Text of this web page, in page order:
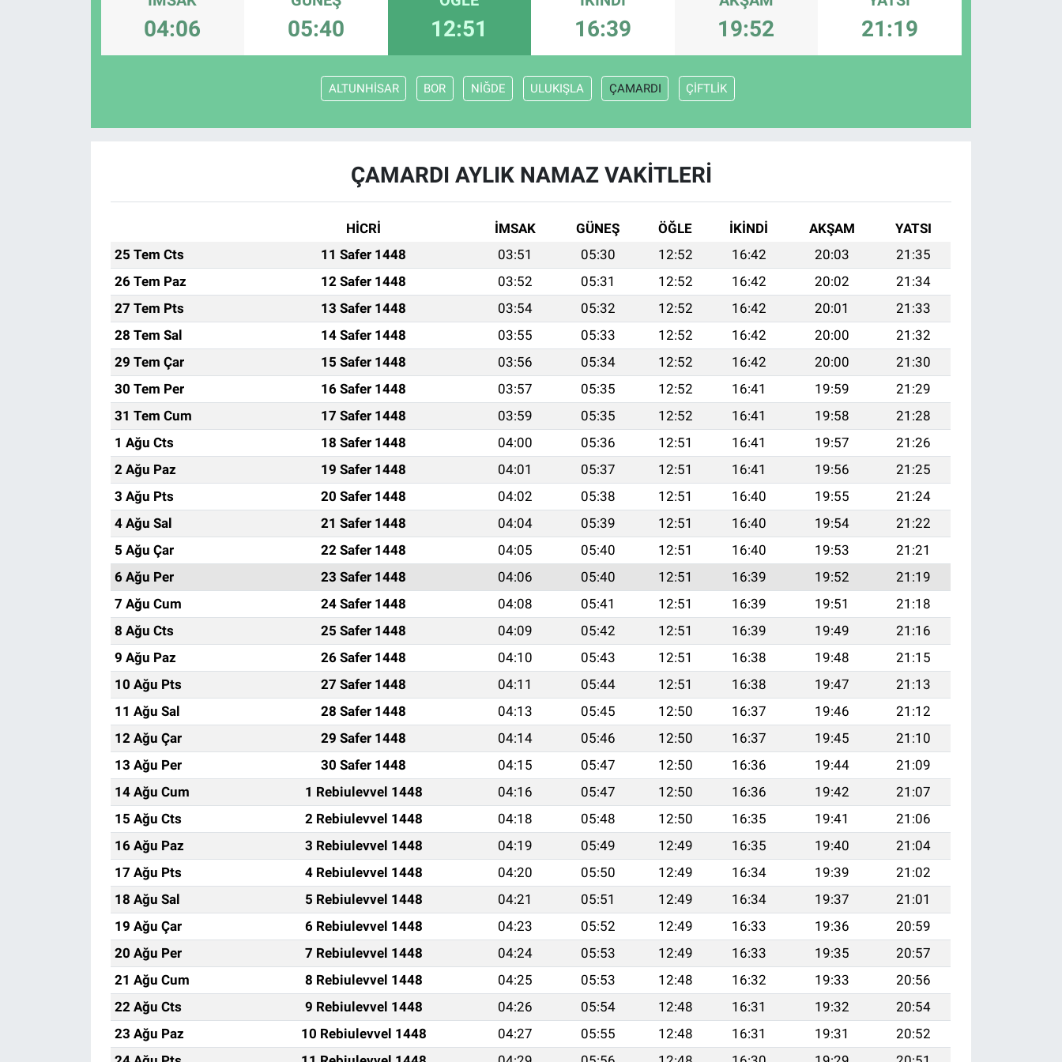
04:06 05:40 12:51 16:39 19:52 21:19
ALTUNHİSAR BOR NİĞDE ULUKIŞLA ÇAMARDI ÇİFTLİK
ÇAMARDI AYLIK NAMAZ VAKITLERI
HİCRİ İMSAK GÜNEŞ ÖĞLE İKINDI AKŞAM
YATSI
25 Tem Cts
11 Safer 1448 03:51 05:30 12:52 16:42 20:03
21:35
26 Tem Paz
12 Safer 1448 03:52 05:31 12:52 16:42 20:02
21:34
27 Tem Pts
13 Safer 1448 03:54 05:32 12:52 16:42 20:01
21:33
28 Tem Sal
14 Safer 1448 03:55 05:33 12:52 16:42 20:00
21:32
29 Tem Çar
15 Safer 1448 03:56 05:34 12:52 16:42 20:00
21:30
30 Tem Per
16 Safer 1448 03:57 05:35 12:52 16:41 19:59
21:29
31 Tem Cum
17 Safer 1448 03:59 05:35 12:52 16:41 19:58
21:28
1 Ağu Cts
18 Safer 1448 04:00 05:36 12:51 16:41 19:57
21:26
2 Ağu Paz
19 Safer 1448 04:01 05:37 12:51 16:41 19:56
21:25
3 Ağu Pts
20 Safer 1448 04:02 05:38 12:51 16:40 19:55
21:24
4 Ağu Sal
21 Safer 1448 04:04 05:39 12:51 16:40 19:54
21:22
5 Ağu Çar
22 Safer 1448 04:05 05:40 12:51 16:40 19:53
21:21
6 Ağu Per
23 Safer 1448 04:06 05:40 12:51 16:39 19:52
21:19
7 Ağu Cum
24 Safer 1448 04:08 05:41 12:51 16:39 19:51
21:18
8 Ağu Cts
25 Safer 1448 04:09 05:42 12:51 16:39 19:49
21:16
9 Ağu Paz
26 Safer 1448 04:10 05:43 12:51 16:38 19:48
21:15
10 Ağu Pts
27 Safer 1448 04:11 05:44 12:51 16:38 19:47
21:13
11 Ağu Sal
28 Safer 1448 04:13 05:45 12:50 16:37 19:46
21:12
12 Ağu Çar
29 Safer 1448 04:14 05:46 12:50 16:37 19:45
21:10
13 Ağu Per
30 Safer 1448 04:15 05:47 12:50 16:36 19:44
21:09
14 Ağu Cum
1 Rebiulevvel 1448 04:16 05:47 12:50 16:36 19:42
21:07
15 Ağu Cts
2 Rebiulevvel 1448 04:18 05:48 12:50 16:35 19:41
21:06
16 Ağu Paz
3 Rebiulevvel 1448 04:19 05:49 12:49 16:35 19:40
21:04
17 Ağu Pts
4 Rebiulevvel 1448 04:20 05:50 12:49 16:34 19:39
21:02
18 Ağu Sal
5 Rebiulevvel 1448 04:21 05:51 12:49 16:34 19:37
21:01
19 Ağu Çar
6 Rebiulevvel 1448 04:23 05:52 12:49 16:33 19:36
20:59
20 Ağu Per
7 Rebiulevvel 1448 04:24 05:53 12:49 16:33 19:35
20:57
21 Ağu Cum
8 Rebiulevvel 1448 04:25 05:53 12:48 16:32 19:33
20:56
22 Ağu Cts
9 Rebiulevvel 1448 04:26 05:54 12:48 16:31 19:32
20:54
23 Ağu Paz
10 Rebiulevvel 1448 04:27 05:55 12:48 16:31 19:31
20:52